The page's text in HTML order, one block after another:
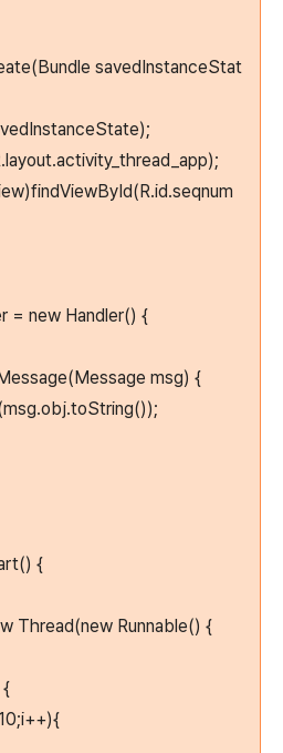
savedInstanceStat
= new Handler() {
msg) {
{
Runnable() {